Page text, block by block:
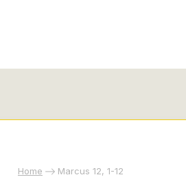
Home Marcus 12, 1-12